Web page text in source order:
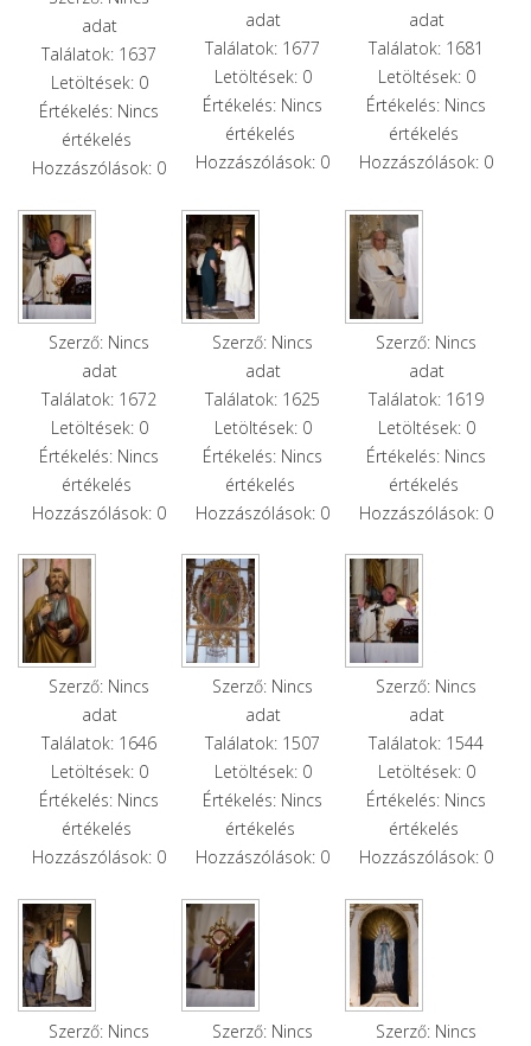
adat
Találatok: 1637
Letöltések: 0
Értékelés: Nincs
értékelés
Hozzászólások: 0
adat
Találatok: 1677
Letöltések: 0
Értékelés: Nincs
értékelés
Hozzászólások: 0
adat
Találatok: 1681
Letöltések: 0
Értékelés: Nincs
értékelés
Hozzászólások: 0
Szerző: Nincs
adat
Találatok: 1672
Letöltések: 0
Értékelés: Nincs
értékelés
Hozzászólások: 0
Szerző: Nincs
adat
Találatok: 1625
Letöltések: 0
Értékelés: Nincs
értékelés
Hozzászólások: 0
Szerző: Nincs
adat
Találatok: 1619
Letöltések: 0
Értékelés: Nincs
értékelés
Hozzászólások: 0
Szerző: Nincs
adat
Találatok: 1646
Letöltések: 0
Értékelés: Nincs
értékelés
Hozzászólások: 0
Szerző: Nincs
adat
Találatok: 1507
Letöltések: 0
Értékelés: Nincs
értékelés
Hozzászólások: 0
Szerző: Nincs
adat
Találatok: 1544
Letöltések: 0
Értékelés: Nincs
értékelés
Hozzászólások: 0
Szerző: Nincs
Szerző: Nincs
Szerző: Nincs